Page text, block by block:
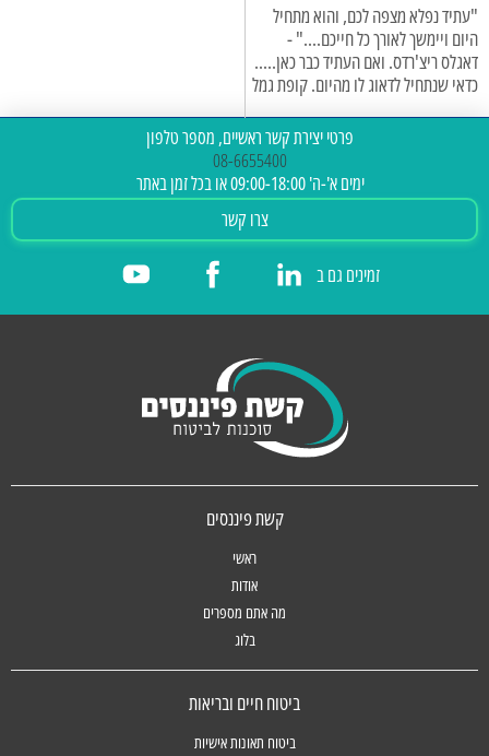
"עתיד נפלא מצפה לכם, והוא מתחיל
היום ויימשך לאורך כל חייכם...." -
דאגלס ריצ'רדס. ואם העתיד כבר כאן.....
כדאי שנתחיל לדאוג לו מהיום. קופת גמל
פרטי יצירת קשר ראשיים, מספר טלפון
08-6655400
ימים א'-ה' 09:00-18:00 או בכל זמן באתר
צרו קשר
זמינים גם ב
קשת פיננסים
ראשי
אודות
מה אתם מספרים
בלוג
ביטוח חיים ובריאות
ביטוח תאונות אישיות